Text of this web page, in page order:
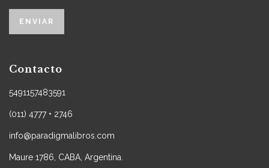
Contacto
5491157483591
(011) 4777 • 2746
info@paradigmalibros.com
Maure 1786, CABA, Argentina.